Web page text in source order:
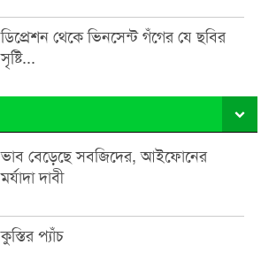
ডিপ্রেশন থেকে ভিনসেন্ট গঁগের যে ছবির
সৃষ্টি...
ভাব বেড়েছে সবজিদের, আইফোনের
মর্যাদা দাবী
কুস্তির প্যাঁচ